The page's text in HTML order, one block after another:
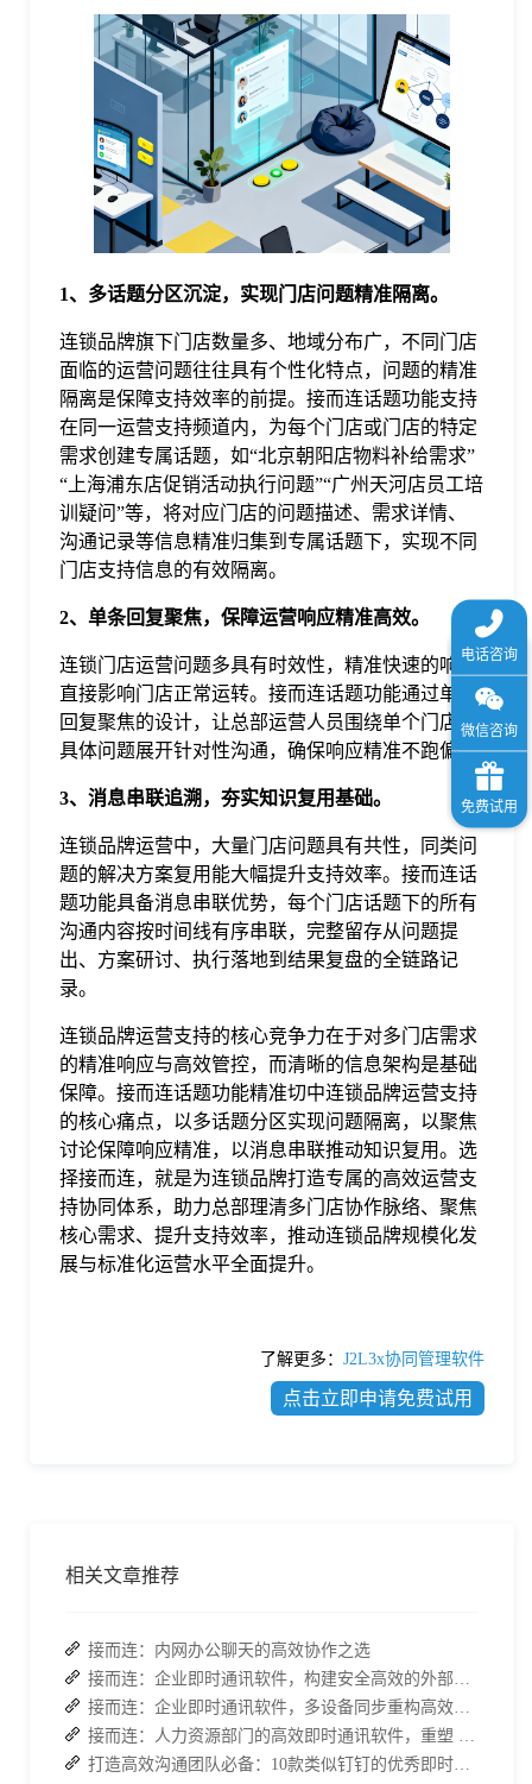
1、多话题分区沉淀，实现门店问题精准隔离。
连锁品牌旗下门店数量多、地域分布广，不同门店
面临的运营问题往往具有个性化特点，问题的精准
隔离是保障支持效率的前提。接而连话题功能支持
在同一运营支持频道内，为每个门店或门店的特定
需求创建专属话题，如“北京朝阳店物料补给需求”
“上海浦东店促销活动执行问题”“广州天河店员工培
训疑问”等，将对应门店的问题描述、需求详情、
沟通记录等信息精准归集到专属话题下，实现不同
门店支持信息的有效隔离。
2、单条回复聚焦，保障运营响应精准高效。
连锁门店运营问题多具有时效性，精准快速的响应
直接影响门店正常运转。接而连话题功能通过单条
回复聚焦的设计，让总部运营人员围绕单个门店的
具体问题展开针对性沟通，确保响应精准不跑偏。
3、消息串联追溯，夯实知识复用基础。
连锁品牌运营中，大量门店问题具有共性，同类问
题的解决方案复用能大幅提升支持效率。接而连话
题功能具备消息串联优势，每个门店话题下的所有
沟通内容按时间线有序串联，完整留存从问题提
出、方案研讨、执行落地到结果复盘的全链路记
录。
连锁品牌运营支持的核心竞争力在于对多门店需求
的精准响应与高效管控，而清晰的信息架构是基础
保障。接而连话题功能精准切中连锁品牌运营支持
的核心痛点，以多话题分区实现问题隔离，以聚焦
讨论保障响应精准，以消息串联推动知识复用。选
择接而连，就是为连锁品牌打造专属的高效运营支
持协同体系，助力总部理清多门店协作脉络、聚焦
核心需求、提升支持效率，推动连锁品牌规模化发
展与标准化运营水平全面提升。
了解更多： J2L3x协同管理软件
点击立即申请免费试用
相关文章推荐
接而连：内网办公聊天的高效协作之选
接而连：企业即时通讯软件，构建安全高效的外部合作对接体系
接而连：企业即时通讯软件，多设备同步重构高效协作场景
接而连：人力资源部门的高效即时通讯软件，重塑 HR 工作新体验
打造高效沟通团队必备：10款类似钉钉的优秀即时通讯软件推荐